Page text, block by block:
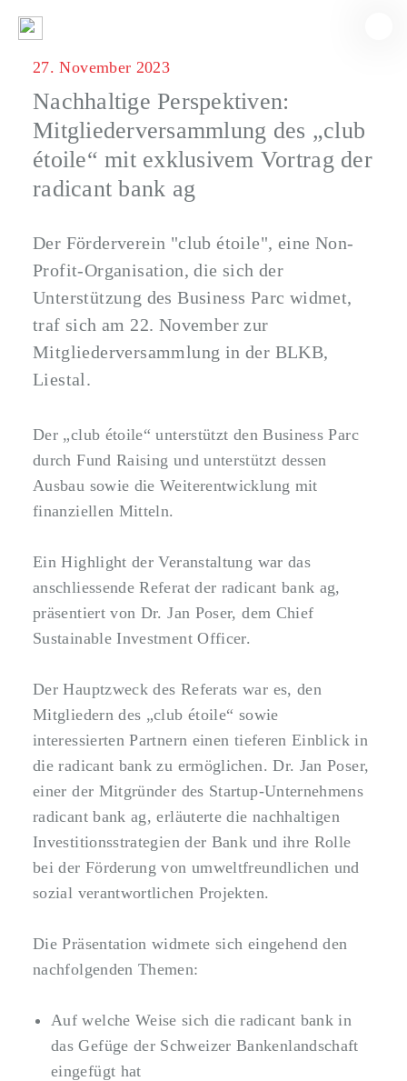
27. November 2023
Nachhaltige Perspektiven:
Mitgliederversammlung des „club
étoile“ mit exklusivem Vortrag der
radicant bank ag
Der Förderverein "club étoile", eine Non-
Profit-Organisation, die sich der
Unterstützung des Business Parc widmet,
traf sich am 22. November zur
Mitgliederversammlung in der BLKB,
Liestal.
Der „club étoile“ unterstützt den Business Parc
durch Fund Raising und unterstützt dessen
Ausbau sowie die Weiterentwicklung mit
finanziellen Mitteln.
Ein Highlight der Veranstaltung war das
anschliessende Referat der radicant bank ag,
präsentiert von Dr. Jan Poser, dem Chief
Sustainable Investment Officer.
Der Hauptzweck des Referats war es, den
Mitgliedern des „club étoile“ sowie
interessierten Partnern einen tieferen Einblick in
die radicant bank zu ermöglichen. Dr. Jan Poser,
einer der Mitgründer des Startup-Unternehmens
radicant bank ag, erläuterte die nachhaltigen
Investitionsstrategien der Bank und ihre Rolle
bei der Förderung von umweltfreundlichen und
sozial verantwortlichen Projekten.
Die Präsentation widmete sich eingehend den
nachfolgenden Themen:
Auf welche Weise sich die radicant bank in
das Gefüge der Schweizer Bankenlandschaft
eingefügt hat